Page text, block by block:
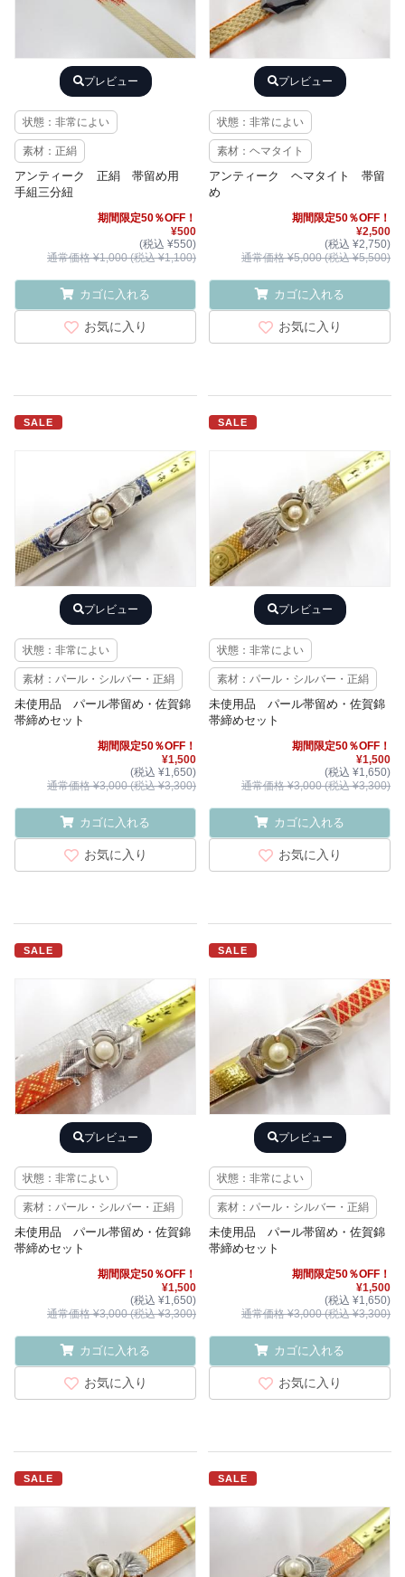
プレビュー
状態：非常によい
素材：正絹
アンティーク 正絹 帯留め用
手組三分紐
期間限定50％OFF！
¥500
(税込 ¥550)
通常価格 ¥1,000 (税込 ¥1,100)
カゴに入れる
お気に入り
プレビュー
状態：非常によい
素材：ヘマタイト
アンティーク ヘマタイト 帯留
め
期間限定50％OFF！
¥2,500
(税込 ¥2,750)
通常価格 ¥5,000 (税込 ¥5,500)
カゴに入れる
お気に入り
SALE
プレビュー
状態：非常によい
素材：パール・シルバー・正絹
未使用品 パール帯留め・佐賀錦
帯締めセット
期間限定50％OFF！
¥1,500
(税込 ¥1,650)
通常価格 ¥3,000 (税込 ¥3,300)
カゴに入れる
お気に入り
SALE
プレビュー
状態：非常によい
素材：パール・シルバー・正絹
未使用品 パール帯留め・佐賀錦
帯締めセット
期間限定50％OFF！
¥1,500
(税込 ¥1,650)
通常価格 ¥3,000 (税込 ¥3,300)
カゴに入れる
お気に入り
SALE
プレビュー
状態：非常によい
素材：パール・シルバー・正絹
未使用品 パール帯留め・佐賀錦
帯締めセット
期間限定50％OFF！
¥1,500
(税込 ¥1,650)
通常価格 ¥3,000 (税込 ¥3,300)
カゴに入れる
お気に入り
SALE
プレビュー
状態：非常によい
素材：パール・シルバー・正絹
未使用品 パール帯留め・佐賀錦
帯締めセット
期間限定50％OFF！
¥1,500
(税込 ¥1,650)
通常価格 ¥3,000 (税込 ¥3,300)
カゴに入れる
お気に入り
SALE SALE